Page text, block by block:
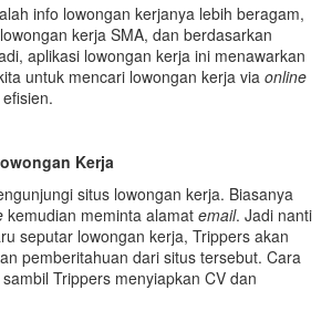
info lowongan kerjanya lebih beragam,
kerja SMA, dan berdasarkan
aplikasi lowongan kerja ini menawarkan
untuk mencari lowongan kerja via online
Kerja
situs lowongan kerja. Biasanya
kemudian meminta alamat email. Jadi nanti
seputar lowongan kerja, Trippers akan
pemberitahuan dari situs tersebut. Cara
Trippers menyiapkan CV dan